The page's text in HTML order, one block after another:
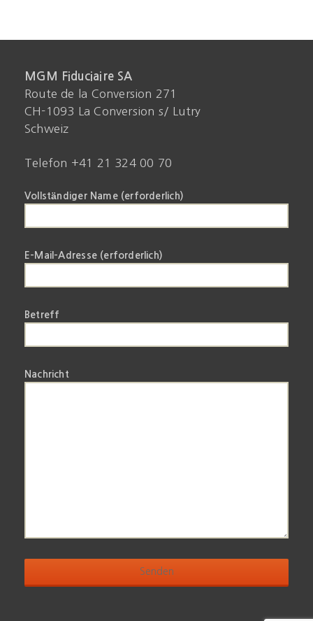
MGM Fiduciaire SA
Route de la Conversion 271
CH-1093 La Conversion s/ Lutry
Schweiz
Telefon +41 21 324 00 70
Vollständiger Name (erforderlich)
E-Mail-Adresse (erforderlich)
Betreff
Nachricht